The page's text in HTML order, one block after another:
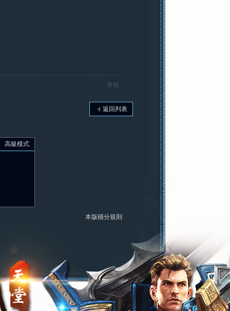
舉報
返回列表
高級模式
本版積分規則